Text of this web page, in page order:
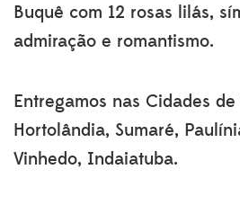
Buquê com 12 rosas lilás,
admiração e romantismo.
Entregamos nas Cidades
Hortolândia, Sumaré,
Vinhedo, Indaiatuba.